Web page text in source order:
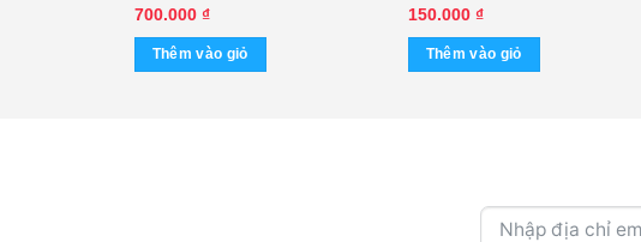
Mắt Em (Made By Distronic –
trầy) KGHD
700.000 ₫
Thêm vào giỏ
– Thái Châu
150.000 ₫
Thêm vào giỏ